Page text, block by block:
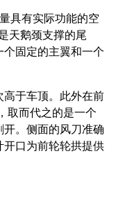
具有实际功能的空
天鹅颈支撑的尾
固定的主翼和一个
于车顶。此外在前
取而代之的是一个
。侧面的风刀准确
口为前轮轮拱提供